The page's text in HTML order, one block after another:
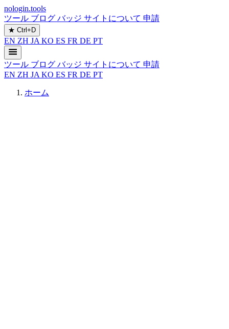
nologin.tools
ツール ブログ バッジ サイトについて 申請
★ Ctrl+D
EN ZH JA KO ES FR DE PT
ツール ブログ バッジ サイトについて 申請
EN ZH JA KO ES FR DE PT
ホーム